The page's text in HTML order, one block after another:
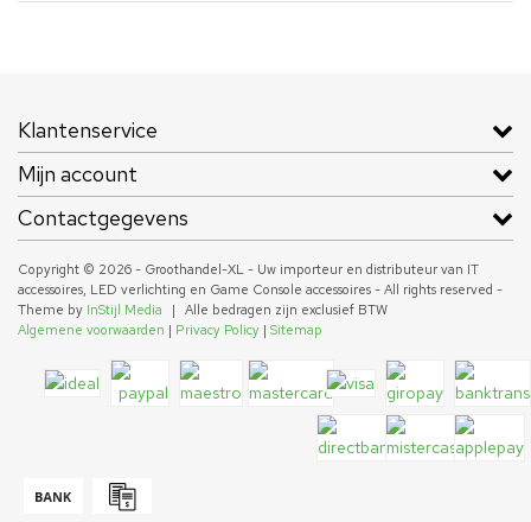
Klantenservice
Mijn account
Contactgegevens
Copyright © 2026 - Groothandel-XL - Uw importeur en distributeur van IT
accessoires, LED verlichting en Game Console accessoires - All rights reserved -
Theme by InStijl Media |
Alle bedragen zijn exclusief BTW
Algemene voorwaarden | Privacy Policy | Sitemap